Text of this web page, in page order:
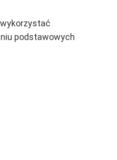
podstawowych